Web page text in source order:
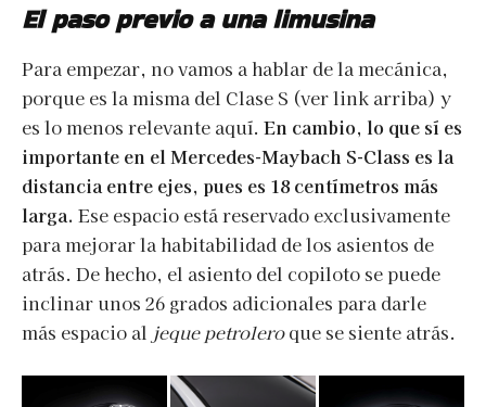
El paso previo a una limusina
Para empezar, no vamos a hablar de la mecánica,
porque es la misma del Clase S (ver link arriba) y
es lo menos relevante aquí. En cambio, lo que sí es
importante en el Mercedes-Maybach S-Class es la
distancia entre ejes, pues es 18 centímetros más
larga. Ese espacio está reservado exclusivamente
para mejorar la habitabilidad de los asientos de
atrás. De hecho, el asiento del copiloto se puede
inclinar unos 26 grados adicionales para darle
más espacio al jeque petroleroque se siente atrás.